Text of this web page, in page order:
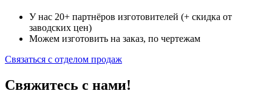
У нас 20+ партнёров изготовителей (+ скидка от
заводских цен)
Можем изготовить на заказ, по чертежам
Связаться с отделом продаж
Свяжитесь с нами!